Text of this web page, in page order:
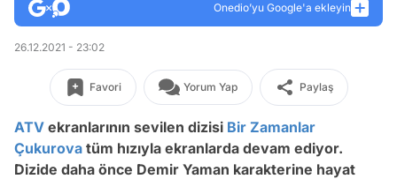
Onedio’yu Google'a ekleyin
26.12.2021 - 23:02
Favori Yorum Yap Paylaş
ATV ekranlarının sevilen dizisi Bir Zamanlar
Çukurova tüm hızıyla ekranlarda devam ediyor.
Dizide daha önce Demir Yaman karakterine hayat